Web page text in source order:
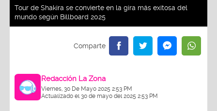
Tour de Shakira se convierte en la gira más exitosa del
mundo según Billboard 2025
Redacción La Zona
Viernes, 30 De Mayo 2025 2:53 PM
Actualizado el 30 de mayo del 2025 2:53 PM